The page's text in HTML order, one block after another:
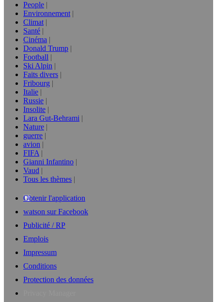
People
Environnement
Climat
Santé
Cinéma
Donald Trump
Football
Ski Alpin
Faits divers
Fribourg
Italie
Russie
Insolite
Lara Gut-Behrami
Nature
guerre
avion
FIFA
Gianni Infantino
Vaud
Tous les thèmes
Obtenir l'application
watson sur Facebook
Publicité / RP
Emplois
Impressum
Conditions
Protection des données